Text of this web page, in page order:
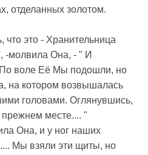
отделанных золотом.
это - Хранительница
-молвила Она, - " И
воле Её Мы подошли, но
на котором возвышалась
головами. Оглянувшись,
месте.... "
Она, и у ног наших
Мы взяли эти щиты, но